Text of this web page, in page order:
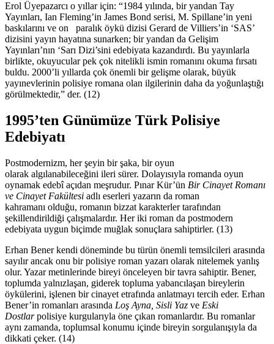
Erol Üyepazarcı o yıllar için: “1984 yılında, bir yandan Tay
Yayınları, Ian Fleming’in James Bond serisi, M. Spillane’in yeni
baskılarını ve on paralık öykü dizisi Gerard de Villiers’in ‘SAS’
dizisini yayın hayatına sunarken; bir yandan da Gelişim
Yayınları’nın ‘Sarı Dizi’sini edebiyata kazandırdı. Bu yayınlarla
birlikte, okuyucular pek çok nitelikli ismin romanını okuma fırsatı
buldu. 2000’li yıllarda çok önemli bir gelişme olarak, büyük
yayınevlerinin polisiye romana olan ilgilerinin daha da yoğunlaştığı
görülmektedir,” der. (12)
1995’ten Günümüze Türk Polisiye
Edebiyatı
Postmodernizm, her şeyin bir şaka, bir oyun
olarak algılanabileceğini ileri sürer. Dolayısıyla romanda oyun
oynamak edebî açıdan meşrudur. Pınar Kür’ün Bir Cinayet Romanı
ve Cinayet Fakültesi adlı eserleri yazarın da roman
kahramanı olduğu, romanın bizzat karakterler tarafından
şekillendirildiği çalışmalardır. Her iki roman da postmodern
edebiyata uygun biçimde muğlak sonuçlara sahiptirler. (13)
Erhan Bener kendi döneminde bu türün önemli temsilcileri arasında
sayılır ancak onu bir polisiye roman yazarı olarak nitelemek yanlış
olur. Yazar metinlerinde bireyi önceleyen bir tavra sahiptir. Bener,
toplumda yalnızlaşan, giderek topluma yabancılaşan bireylerin
öykülerini, işlenen bir cinayet etrafında anlatmayı tercih eder. Erhan
Bener’in romanları arasında Loş Ayna, Sisli Yaz ve Eski
Dostlarpolisiye kurgularıyla öne çıkan romanlardır. Bu romanlar
aynı zamanda, toplumsal konumu içinde bireyin sorgulanışıyla da
dikkati çeker. (14)